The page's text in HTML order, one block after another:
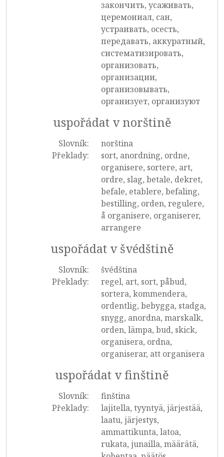
закончить, усаживать,
церемониал, сан,
устраивать, осесть,
передавать, аккуратный,
систематизировать,
организовать,
организации,
организовывать,
организует, организуют
uspořádat v norštině
Slovník:
norština
Překlady:
sort, anordning, ordne,
organisere, sortere, art,
ordre, slag, betale, dekret,
befale, etablere, befaling,
bestilling, orden, regulere,
å organisere, organiserer,
arrangere
uspořádat v švédštině
Slovník:
švédština
Překlady:
regel, art, sort, påbud,
sortera, kommendera,
ordentlig, bebygga, stadga,
snygg, anordna, marskalk,
orden, lämpa, bud, skick,
organisera, ordna,
organiserar, att organisera
uspořádat v finštině
Slovník:
finština
Překlady:
lajitella, tyyntyä, järjestää,
laatu, järjestys,
ammattikunta, latoa,
rukata, junailla, määrätä,